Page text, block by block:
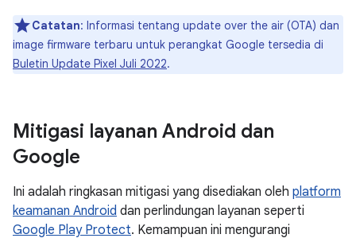
Catatan: Informasi tentang update over the air (OTA) dan
image firmware terbaru untuk perangkat Google tersedia di
Buletin Update Pixel Juli 2022.
Mitigasi layanan Android dan
Google
Ini adalah ringkasan mitigasi yang disediakan oleh platform
keamanan Android dan perlindungan layanan seperti
Google Play Protect. Kemampuan ini mengurangi